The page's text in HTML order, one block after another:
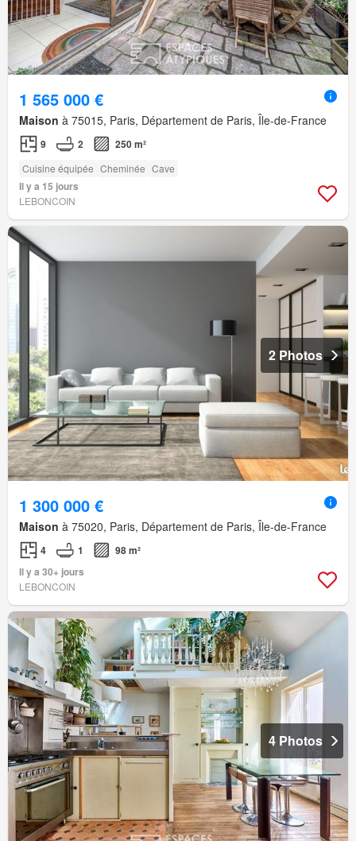
1 565 000 €
Maison à 75015, Paris, Département de Paris, Île-de-France
9 2 250 m²
Cuisine équipée Cheminée Cave
Il y a 15 jours
LEBONCOIN
2 Photos
1 300 000 €
Maison à 75020, Paris, Département de Paris, Île-de-France
4 1
98 m²
Il y a 30+ jours
LEBONCOIN
4 Photos